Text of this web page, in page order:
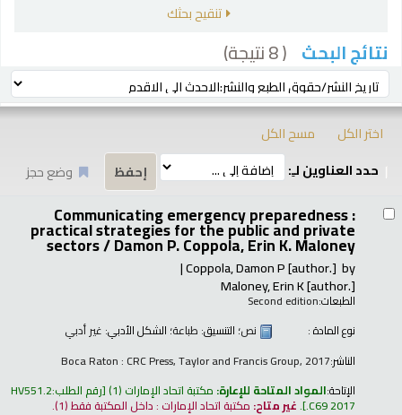
تنقيح بحثك
نتائج البحث ( 8 نتيجة)
ترتيب بواسطة:
اختر الكل
مسح الكل
حدد العناوين لـِ:
وضع حجز
Communicating emergency preparedness :
practical strategies for the public and private
sectors /Damon P. Coppola, Erin K. Maloney
by
Coppola, Damon P[author.]
Maloney, Erin K[author.]
الطبعات:Second edition
نوع المادة :
نص؛ التنسيق: طباعة؛ الشكل الأدبي: غير أدبي
الناشر:Boca Raton : CRC Press, Taylor and Francis Group, 2017
الإتاحة:المواد المتاحة للإعارة: مكتبة اتحاد الإمارات (1) رقم الطلب:HV551.2
.C69 2017
.غير متاح: مكتبة اتحاد الإمارات : داخل المكتبة فقط(1).